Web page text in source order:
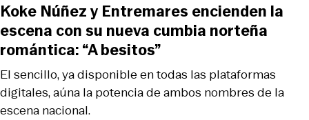
El sencillo, ya disponible en todas las plataformas
digitales, aúna la potencia de ambos nombres de la
escena nacional.
Koke Núñez y Entremares encienden la
escena con su nueva cumbia norteña
romántica: “A besitos”